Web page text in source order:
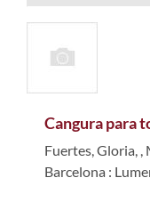
Cangura para
Fuertes, Gloria, ,
Barcelona :